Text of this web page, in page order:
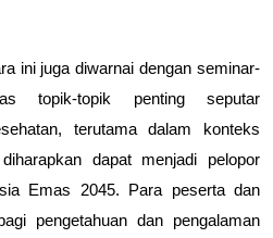
ini juga diwarnai dengan seminar-
topik-topik penting seputar
terutama dalam konteks
dapat menjadi pelopor
Emas 2045. Para peserta dan
pengetahuan dan pengalaman